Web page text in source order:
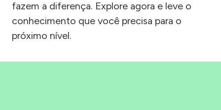
fazem a diferença. Explore agora e leve o
conhecimento que você precisa para o
próximo nível.